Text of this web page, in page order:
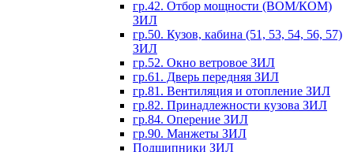
гр.42. Отбор мощности (ВОМ/КОМ)
ЗИЛ
гр.50. Кузов, кабина (51, 53, 54, 56, 57)
ЗИЛ
гр.52. Окно ветровое ЗИЛ
гр.61. Дверь передняя ЗИЛ
гр.81. Вентиляция и отопление ЗИЛ
гр.82. Принадлежности кузова ЗИЛ
гр.84. Оперение ЗИЛ
гр.90. Манжеты ЗИЛ
Подшипники ЗИЛ